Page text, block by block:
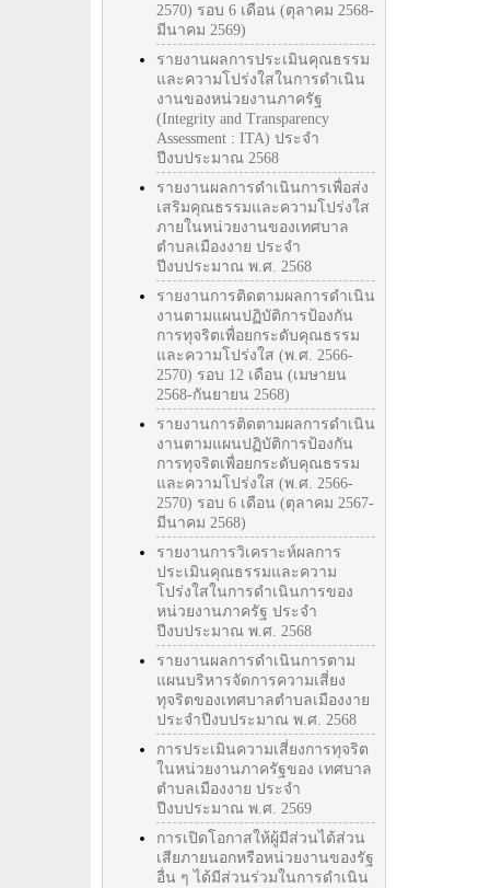
2570) รอบ 6 เดือน (ตุลาคม 2568-
มีนาคม 2569)
รายงานผลการประเมินคุณธรรม
และความโปร่งใสในการดำเนิน
งานของหน่วยงานภาครัฐ
(Integrity and Transparency
Assessment : ITA) ประจำ
ปีงบประมาณ 2568
รายงานผลการดำเนินการเพื่อส่ง
เสริมคุณธรรมและความโปร่งใส
ภายในหน่วยงานของเทศบาล
ตำบลเมืองงาย ประจำ
ปีงบประมาณ พ.ศ. 2568
รายงานการติดตามผลการดำเนิน
งานตามแผนปฏิบัติการป้องกัน
การทุจริตเพื่อยกระดับคุณธรรม
และความโปร่งใส (พ.ศ. 2566-
2570) รอบ 12 เดือน (เมษายน
2568-กันยายน 2568)
รายงานการติดตามผลการดำเนิน
งานตามแผนปฏิบัติการป้องกัน
การทุจริตเพื่อยกระดับคุณธรรม
และความโปร่งใส (พ.ศ. 2566-
2570) รอบ 6 เดือน (ตุลาคม 2567-
มีนาคม 2568)
รายงานการวิเคราะห์ผลการ
ประเมินคุณธรรมและความ
โปร่งใสในการดำเนินการของ
หน่วยงานภาครัฐ ประจำ
ปีงบประมาณ พ.ศ. 2568
รายงานผลการดำเนินการตาม
แผนบริหารจัดการความเสี่ยง
ทุจริตของเทศบาลตำบลเมืองงาย
ประจำปีงบประมาณ พ.ศ. 2568
การประเมินความเสี่ยงการทุจริต
ในหน่วยงานภาครัฐของ เทศบาล
ตำบลเมืองงาย ประจำ
ปีงบประมาณ พ.ศ. 2569
การเปิดโอกาสให้ผู้มีส่วนได้ส่วน
เสียภายนอกหรือหน่วยงานของรัฐ
อื่น ๆ ได้มีส่วนร่วมในการดำเนิน